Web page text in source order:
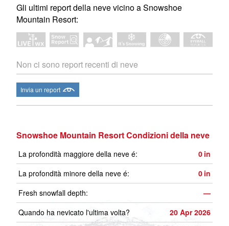
Gli ultimi report della neve vicino a Snowshoe
Mountain Resort:
Non ci sono report recenti di neve
Invia un report
Snowshoe Mountain Resort Condizioni della neve
La profondità maggiore della neve é: 0 in
La profondità minore della neve é:
0 in
Fresh snowfall depth:
—
Quando ha nevicato l'ultima volta?
20 Apr 2026